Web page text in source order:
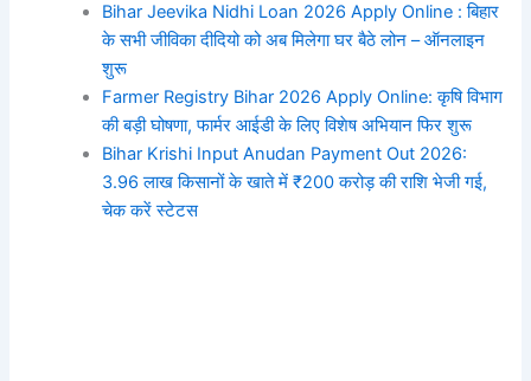
Bihar Jeevika Nidhi Loan 2026 Apply Online : बिहार
के सभी जीविका दीदियो को अब मिलेगा घर बैठे लोन – ऑनलाइन
शुरू
Farmer Registry Bihar 2026 Apply Online: कृषि विभाग
की बड़ी घोषणा, फार्मर आईडी के लिए विशेष अभियान फिर शुरू
Bihar Krishi Input Anudan Payment Out 2026:
3.96 लाख किसानों के खाते में ₹200 करोड़ की राशि भेजी गई,
चेक करें स्टेटस